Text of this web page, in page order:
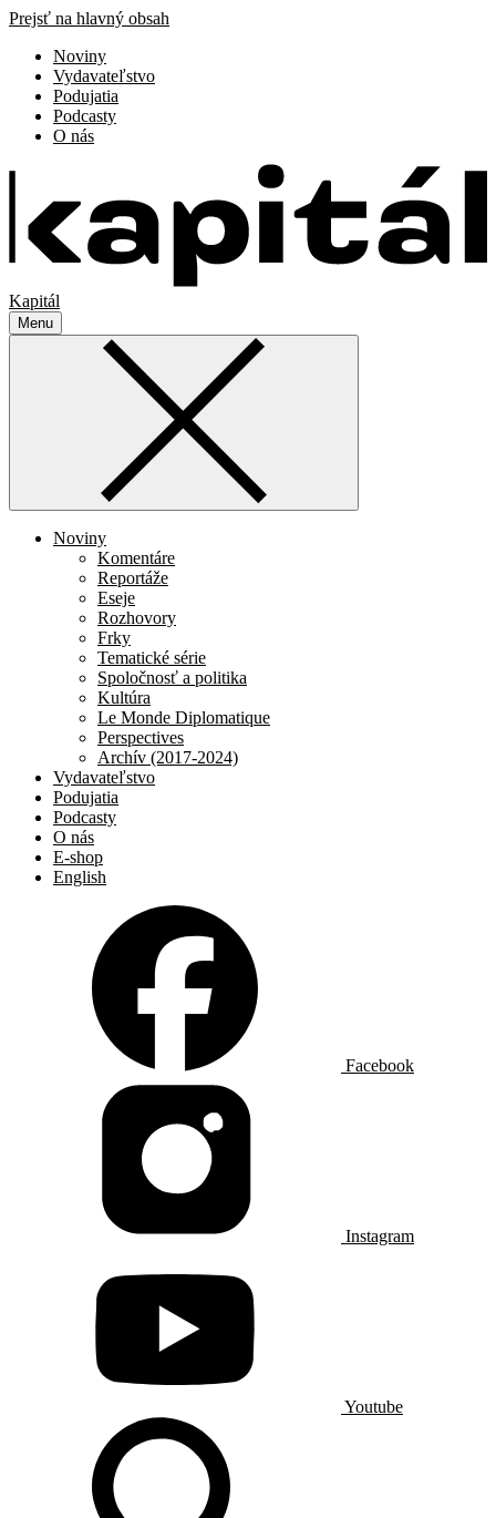
Prejsť na hlavný obsah
Noviny
Vydavateľstvo
Podujatia
Podcasty
O nás
Kapitál
Menu
Noviny
Komentáre
Reportáže
Eseje
Rozhovory
Frky
Tematické série
Spoločnosť a politika
Kultúra
Le Monde Diplomatique
Perspectives
Archív (2017-2024)
Vydavateľstvo
Podujatia
Podcasty
O nás
E-shop
English
Facebook
Instagram
Youtube